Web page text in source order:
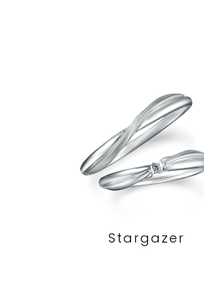
Stargazer